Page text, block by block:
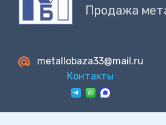
Продажа
metallobaza33@mail.ru
Контакты